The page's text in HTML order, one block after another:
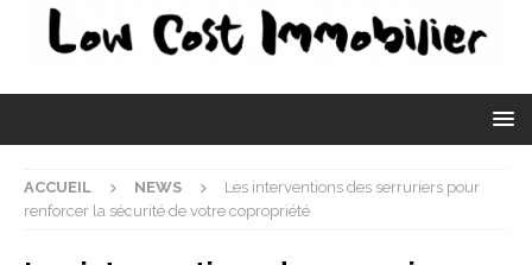
ACCUEIL NEWS
Les interventions des serruriers pour
renforcer la sécurité de votre copropriété